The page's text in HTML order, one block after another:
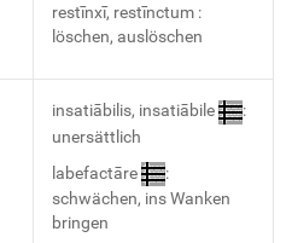
restīnxī, restīnctum :
löschen, auslöschen
insatiābilis, insatiābile
:
unersättlich
labefactāre
:
schwächen, ins Wanken
bringen